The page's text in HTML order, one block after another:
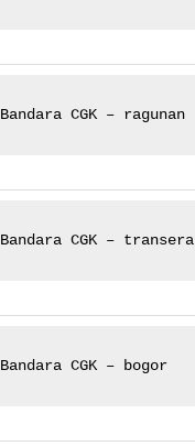
Bandara CGK – ragunan
Bandara CGK – transera
Bandara CGK – bogor